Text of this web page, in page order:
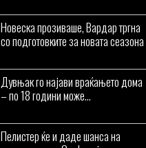
Новеска прозиваше, Вардар тргна
со подготовките за новата сеазона
Дувњак го најави враќањето дома
– по 18 години може...
Пелистер ќе и даде шанса на